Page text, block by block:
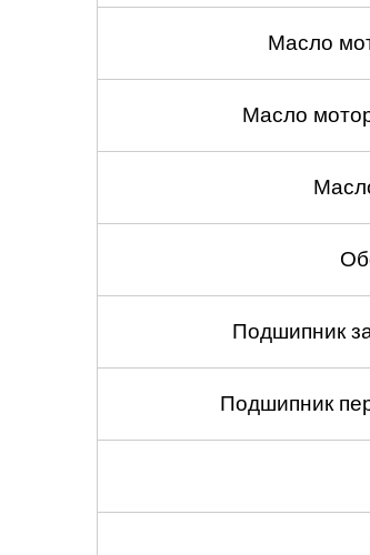
Масло
Масло
Подшипник
Подшипник